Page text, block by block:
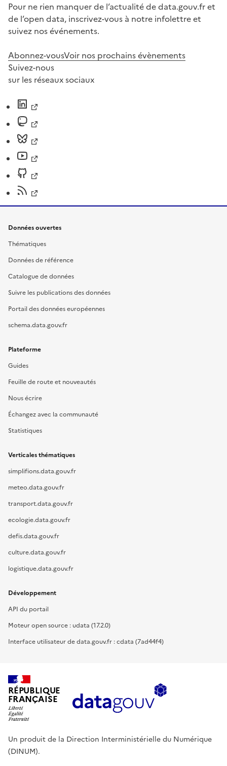
Pour ne rien manquer de l’actualité de data.gouv.fr et
de l’open data, inscrivez-vous à notre infolettre et
suivez nos événements.
Abonnez-vousVoir nos prochains évènements
Suivez-nous
sur les réseaux sociaux
Données ouvertes
Thématiques
Données de référence
Catalogue de données
Suivre les publications des données
Portail des données européennes
schema.data.gouv.fr
Plateforme
Guides
Feuille de route et nouveautés
Nous écrire
Échangez avec la communauté
Statistiques
Verticales thématiques
simplifions.data.gouv.fr
meteo.data.gouv.fr
transport.data.gouv.fr
ecologie.data.gouv.fr
defis.data.gouv.fr
culture.data.gouv.fr
logistique.data.gouv.fr
Développement
API du portail
Moteur open source : udata (17.2.0)
Interface utilisateur de data.gouv.fr : cdata (7ad44f4)
RÉPUBLIQUE
FRANÇAISE
Un produit de la Direction Interministérielle du Numérique
(DINUM).